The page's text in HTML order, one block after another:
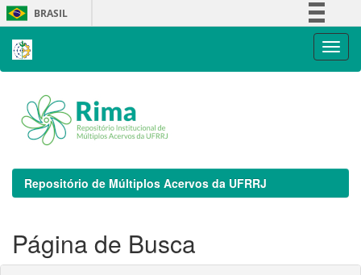
Skip
navigation
BRASIL
Repositório de Múltiplos Acervos da UFRRJ
Página de Busca